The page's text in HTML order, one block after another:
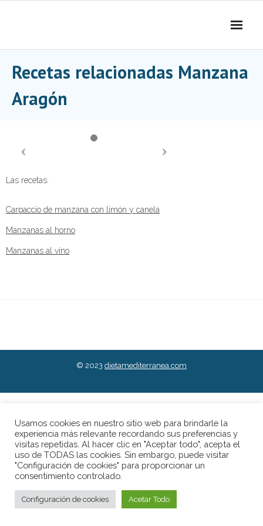
Recetas relacionadas Manzana
Aragón
Las recetas.
Carpaccio de manzana con limón y canela
Manzanas al horno
Manzanas al vino
© 2023 dietamediterranea.com
Usamos cookies en nuestro sitio web para brindarle la
experiencia más relevante recordando sus preferencias y
visitas repetidas. Al hacer clic en "Aceptar todo", acepta el
uso de TODAS las cookies. Sin embargo, puede visitar
"Configuración de cookies" para proporcionar un
consentimiento controlado.
Configuración de cookies Acetar Todo